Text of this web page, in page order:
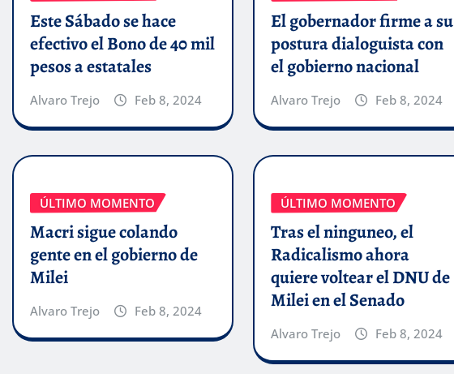
Este Sábado se hace
efectivo el Bono de 40 mil
pesos a estatales
Alvaro Trejo Feb 8, 2024
El gobernador firme a su
postura dialoguista con
el gobierno nacional
Alvaro Trejo Feb 8, 2024
ÚLTIMO MOMENTO
Macri sigue colando
gente en el gobierno de
Milei
Alvaro Trejo Feb 8, 2024
ÚLTIMO MOMENTO
Tras el ninguneo, el
Radicalismo ahora
quiere voltear el DNU de
Milei en el Senado
Alvaro Trejo Feb 8, 2024